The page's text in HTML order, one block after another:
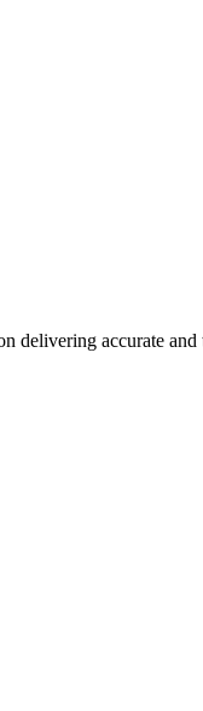
accurate and